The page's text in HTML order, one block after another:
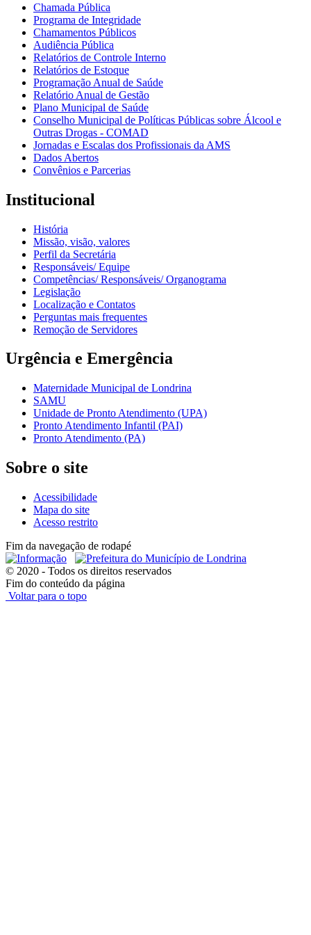
Chamada Pública
Programa de Integridade
Chamamentos Públicos
Audiência Pública
Relatórios de Controle Interno
Relatórios de Estoque
Programação Anual de Saúde
Relatório Anual de Gestão
Plano Municipal de Saúde
Conselho Municipal de Políticas Públicas sobre Álcool e
Outras Drogas - COMAD
Jornadas e Escalas dos Profissionais da AMS
Dados Abertos
Convênios e Parcerias
Institucional
História
Missão, visão, valores
Perfil da Secretária
Responsáveis/ Equipe
Competências/ Responsáveis/ Organograma
Legislação
Localização e Contatos
Perguntas mais frequentes
Remoção de Servidores
Urgência e Emergência
Maternidade Municipal de Londrina
SAMU
Unidade de Pronto Atendimento (UPA)
Pronto Atendimento Infantil (PAI)
Pronto Atendimento (PA)
Sobre o site
Acessibilidade
Mapa do site
Acesso restrito
Fim da navegação de rodapé
© 2020 - Todos os direitos reservados
Fim do conteúdo da página
Voltar para o topo